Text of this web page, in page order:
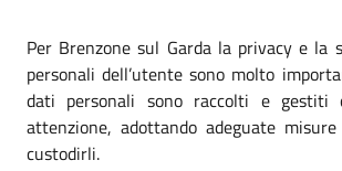
Per Brenzone sul Garda la privacy e la
personali dell’utente sono molto
dati personali sono raccolti e gestiti
attenzione, adottando adeguate
custodirli.